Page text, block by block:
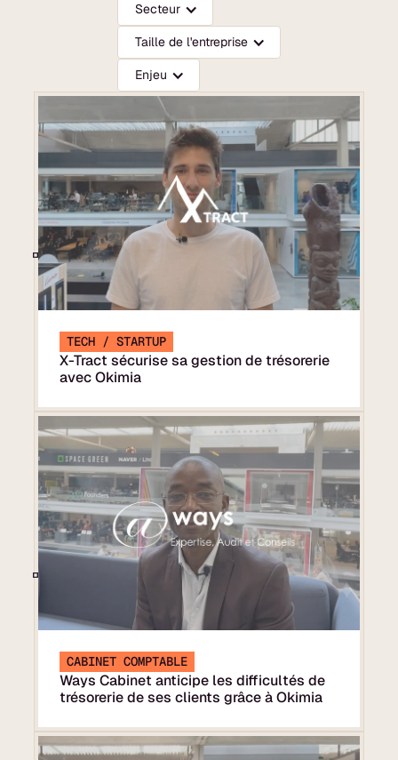
Secteur
Taille de l'entreprise
Enjeu
TECH / STARTUP
X-Tract sécurise sa gestion de trésorerie
avec Okimia
CABINET COMPTABLE
Ways Cabinet anticipe les difficultés de
trésorerie de ses clients grâce à Okimia